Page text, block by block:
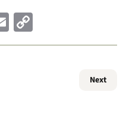
Email
Link
Next